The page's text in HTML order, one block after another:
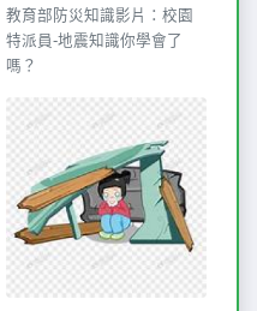
教育部防災知識影片：校園
特派員-地震知識你學會了
嗎？